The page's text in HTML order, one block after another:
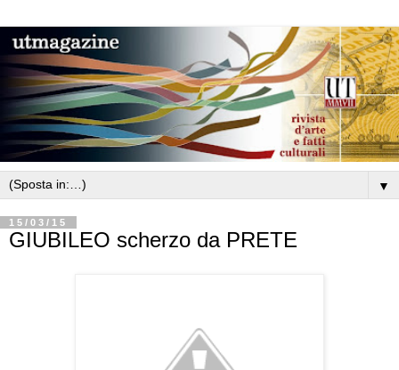
▼
15/03/15
GIUBILEO scherzo da PRETE